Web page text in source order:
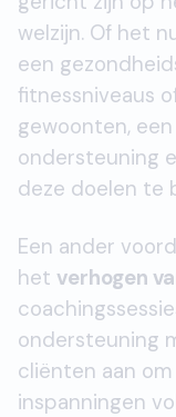
welzijn. Of het
een
fitnessniveaus
gewoonten,
ondersteuning
deze doelen te
Een ander
het verhogen
ondersteuning
cliënten aan
inspanningen